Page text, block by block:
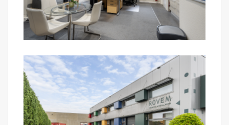
- Bouwjaar 2009, op eigen grond (volle eigendom);
- CV-combiketel uit 2023;
- Centrale ligging met de A29 om de hoek.
Mark Makelaardij behartigt de belangen van de
verkoper.
Wil je de unit bezichtigen? Van harte welkom na
een met Mark Makelaardij gemaakte afspraak.